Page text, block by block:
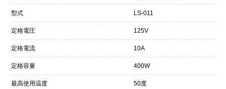
型式 LS-011
定格電圧 125V
定格電流 10A
定格容量 400W
最高使用温度 50度